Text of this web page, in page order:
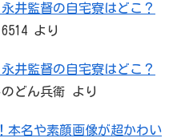
井監督の自宅寮はどこ？
より
井監督の自宅寮はどこ？
どん兵衛 より
名や素顔画像が超かわい